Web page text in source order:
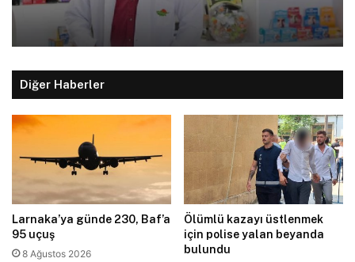
Diğer Haberler
Larnaka’ya günde 230, Baf’a
95 uçuş
8 Ağustos 2026
Ölümlü kazayı üstlenmek
için polise yalan beyanda
bulundu